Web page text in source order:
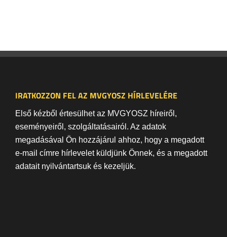
IRATKOZZON FEL AZ MVGYOSZ HÍRLEVELÉRE
Első kézből értesülhet az MVGYOSZ híreiről,
eseményeiről, szolgáltatásairól. Az adatok
megadásával Ön hozzájárul ahhoz, hogy a megadott
e-mail címre hírlevelet küldjünk Önnek, és a megadott
adatait nyilvántartsuk és kezeljük.